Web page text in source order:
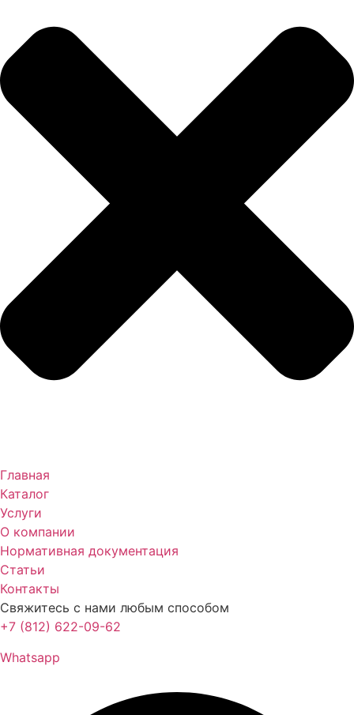
Главная
Каталог
Услуги
О компании
Нормативная документация
Статьи
Контакты
Свяжитесь с нами любым способом
+7 (812) 622-09-62
Whatsapp